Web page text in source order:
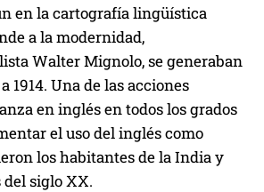
en la cartografía lingüística
a la modernidad,
Walter Mignolo, se generaban
1914. Una de las acciones
en inglés en todos los grados
el uso del inglés como
los habitantes de la India y
del siglo XX.